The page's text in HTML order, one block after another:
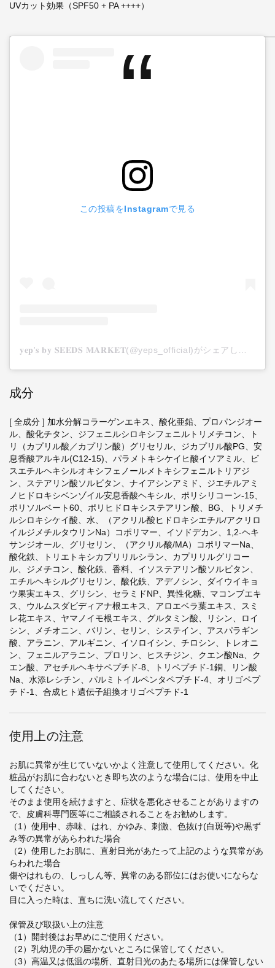
UVカット効果 （SPF50 + PA ++++）
この投稿をInstagramで見る
𝐲𝐞𝐩'𝐬 𝐛𝐲 𝐒𝐄𝐄𝐃𝐒 𝐌𝐀𝐑𝐊𝐄𝐓(@yeps_official)がシェアした投稿
成分
[ 全成分 ] 加水分解コラーゲンエキス、酸化亜鉛、プロパンジオー
ル、酸化チタン、ジフェニルシロキシフェニルトリメチコン、ト
リ（カプリル酸／カプリン酸）グリセリル、ジカプリル酸PG、安
息香酸アルキル(C12-15)、パラメトキシケイヒ酸イソアミル、ビ
スエチルヘキシルオキシフェノールメトキシフェニルトリアジ
ン、ステアリン酸ソルビタン、ナイアシンアミド、ジエチルアミ
ノヒドロキシベンゾイル安息香酸ヘキシル、ポリシリコーン-15、
ポリソルベート60、ポリヒドロキシステアリン酸、BG、トリメチ
ルシロキシケイ酸、水、（アクリル酸ヒドロキシエチル/アクリロ
イルジメチルタウリンNa）コポリマー、イソドデカン、1,2-ヘキ
サンジオール、グリセリン、（アクリル酸/MA）コポリマーNa、
酸化鉄、トリエトキシカプリリルシラン、カプリリルグリコー
ル、ジメチコン、酸化鉄、香料、イソステアリン酸ソルビタン、
エチルヘキシルグリセリン、酸化鉄、アデノシン、ダイウイキョ
ウ果実エキス、グリシン、セラミドNP、異性化糖、マコンブエキ
ス、ウルムスダビディアナ根エキス、アロエベラ葉エキス、スミ
レ花エキス、ヤマノイモ根エキス、グルタミン酸、リシン、ロイ
シン、メチオニン、バリン、セリン、システイン、アスパラギン
酸、アラニン、アルギニン、イソロイシン、チロシン、トレオニ
ン、フェニルアラニン、プロリン、ヒスチジン、クエン酸Na、ク
エン酸、アセチルヘキサペプチド-8、トリペプチド-1銅、リン酸
Na、水添レシチン、パルミトイルペンタペプチド-4、オリゴペプ
チド-1、合成ヒト遺伝子組換オリゴペプチド-1
使用上の注意
お肌に異常が生じていないかよく注意して使用してください。化
粧品がお肌に合わないとき即ち次のような場合には、使用を中止
してください。
そのまま使用を続けますと、症状を悪化させることがありますの
で、皮膚科専門医等にご相談されることをお勧めします。
（1）使用中、赤味、はれ、かゆみ、刺激、色抜け(白斑等)や黒ず
み等の異常があらわれた場合
（2）使用したお肌に、直射日光があたって上記のような異常があ
らわれた場合
傷やはれもの、しっしん等、異常のある部位にはお使いにならな
いでください。
目に入った時は、直ちに洗い流してください。
保管及び取扱い上の注意
（1）開封後はお早めにご使用ください。
（2）乳幼児の手の届かないところに保管してください。
（3）高温又は低温の場所、直射日光のあたる場所には保管しない